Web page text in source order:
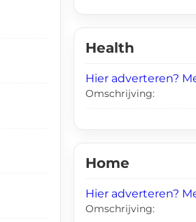
Health
Hier adverteren?
Omschrijving:
Home
Hier adverteren?
Omschrijving: